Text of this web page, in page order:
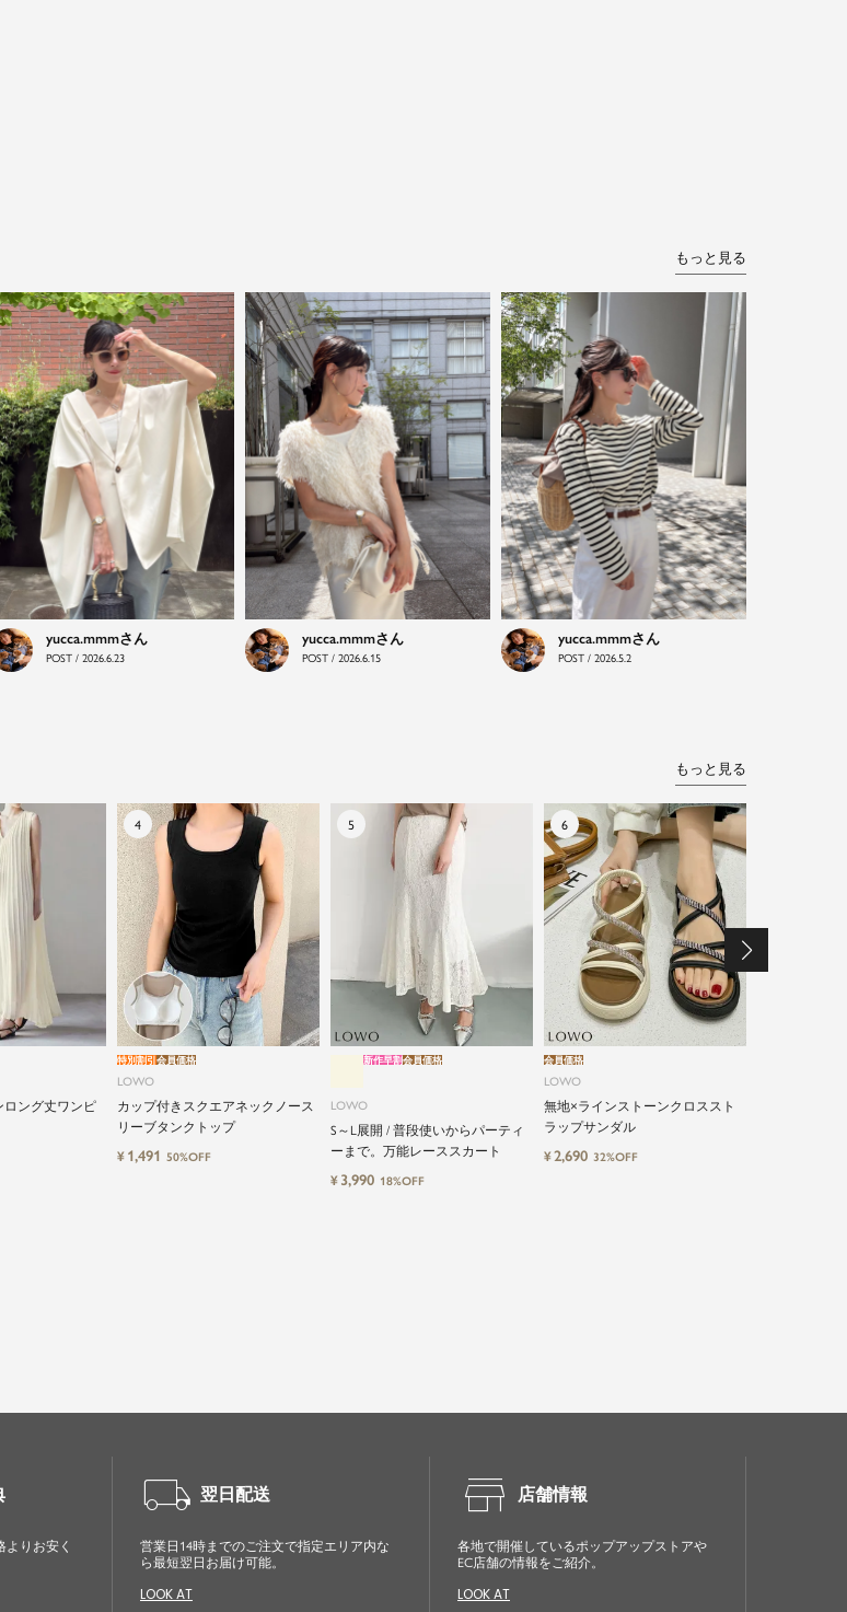
しめる低価格でトレンドを取り
ァッションブランド
ワ）は、アパレルはもちろん、インナー、
ューズ、小物まで、驚くほどリーズナブル
ップ。
デに、ちょっとした変化を。いつもの自分
とした彩りを。
頑張りすぎないおしゃれを応援します。
close
もっと見る
yucca.mmm
POST / 2026.6.23
yucca.mmm
POST / 2026.6.15
yucca.mmm
POST / 2026.5.2
もっと見る
ロング丈ワンピ
LOWO
カップ付きスクエアネックノース
リーブタンクトップ
特別割引会員価格
¥ 1,491 50%OFF
LOWO
S～L展開 / 普段使いからパーティ
ーまで。万能レーススカート
新作早割会員価格
¥ 3,990 18%OFF
LOWO
無地×ラインストーンクロススト
ラップサンダル
会員価格
¥2,690 32%OFF
りお安く
local_shipping 翌日配送
営業日14時までのご注文で指定エリア内な
ら最短翌日お届け可能。
LOOK AT
store 店舗情報
各地で開催しているポップアップストアや
EC店舗の情報をご紹介。
LOOK AT